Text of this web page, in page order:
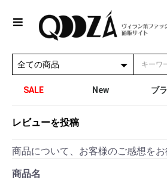
SALE New ブ
レビューを投稿
商品について、お客様のご感想をお
商品名